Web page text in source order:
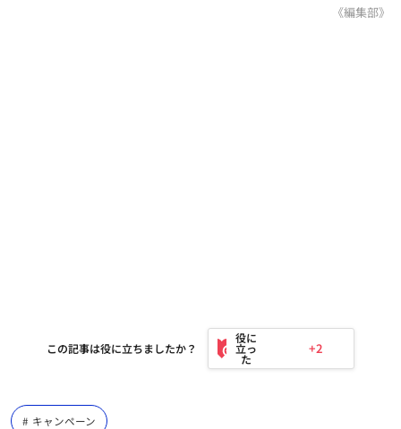
《編集部》
この記事は役に立ちましたか？ +2
キャンペーン